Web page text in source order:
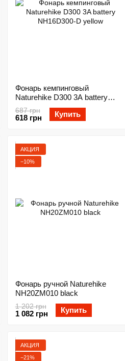
Фонарь кемпинговый
Naturehike D300 3A battery
NH16D300-D yellow
687 грн
618 грн Купить
АКЦИЯ
−10%
Фонарь ручной Naturehike
NH20ZM010 black
1 202 грн
1 082 грн Купить
АКЦИЯ
−21%